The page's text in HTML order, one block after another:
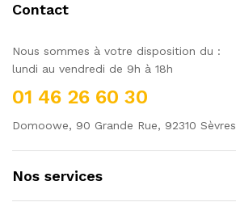
Contact
Nous sommes à votre disposition du :
lundi au vendredi de 9h à 18h
01 46 26 60 30
Domoowe, 90 Grande Rue, 92310 Sèvres
Nos services